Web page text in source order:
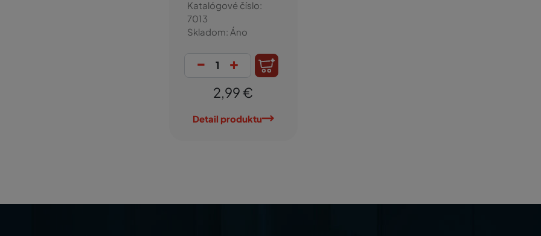
Katalógové číslo:
7013
Skladom: Áno
- +
2,99 €
Detail produktu